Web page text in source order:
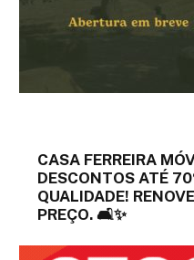
CASA FERREIRA
DESCONTOS ATÉ
QUALIDADE!
PREÇO. 🛋️✨